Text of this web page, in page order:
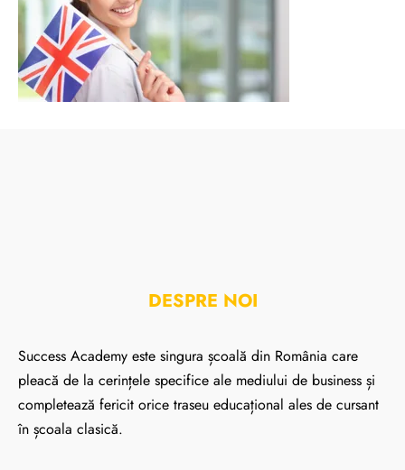
DESPRE NOI
Success Academy este singura școală din România care
pleacă de la cerințele specifice ale mediului de business și
completează fericit orice traseu educațional ales de cursant
în școala clasică.